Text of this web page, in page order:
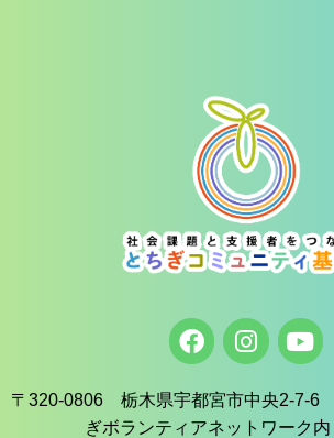
〒320-0806 栃木県宇都宮市中央2-7-6
ぎボランティアネットワーク